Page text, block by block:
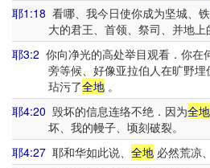
耶1:18 看哪、我今日使你成为坚城、
大的君王、首领、祭司、并地上
耶3:2 你向净光的高处举目观看．你在
旁等候、好像亚拉伯人在旷野
玷污了全地。
耶4:20 毁坏的信息连络不绝．因为全地
坏、我的幔子、顷刻破裂。
耶4:27 耶和华如此说、 全地 必然荒凉